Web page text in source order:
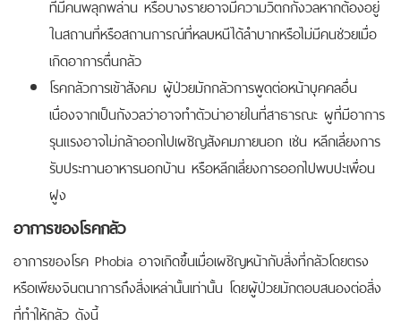
ที่มีคนพลุกพล่าน หรือบางรายอาจมีความวิตกกังวลหากต้องอยู่
ในสถานที่หรือสถานการณ์ที่หลบหนีได้ลำบากหรือไม่มีคนช่วยเมื่อ
เกิดอาการตื่นกลัว
โรคกลัวการเข้าสังคม ผู้ป่วยมักกลัวการพูดต่อหน้าบุคคลอื่น
เนื่องจากเป็นกังวลว่าอาจทำตัวน่าอายในที่สาธารณะ ผูที่มีอาการ
รุนแรงอาจไม่กล้าออกไปเผชิญสังคมภายนอก เช่น หลีกเลี่ยงการ
รับประทานอาหารนอกบ้าน หรือหลีกเลี่ยงการออกไปพบปะเพื่อน
ฝูง
อาการของโรคกลัว
อาการของโรค Phobia อาจเกิดขึ้นเมื่อเผชิญหน้ากับสิ่งที่กลัวโดยตรง
หรือเพียงจินตนาการถึงสิ่งเหล่านั้นเท่านั้น โดยผู้ป่วยมักตอบสนองต่อสิ่ง
ที่ทำให้กลัว ดังนี้